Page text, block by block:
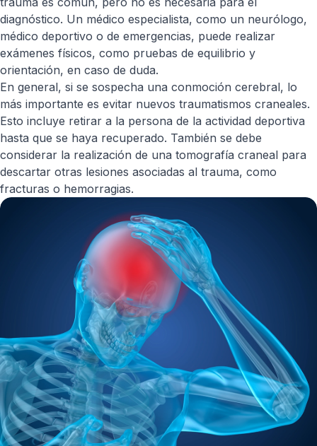
diagnóstico. Un médico especialista, como un neurólogo,
médico deportivo o de emergencias, puede realizar
exámenes físicos, como pruebas de equilibrio y
orientación, en caso de duda.
En general, si se sospecha una conmoción cerebral, lo
más importante es evitar nuevos traumatismos craneales.
Esto incluye retirar a la persona de la actividad deportiva
hasta que se haya recuperado. También se debe
considerar la realización de una tomografía craneal para
descartar otras lesiones asociadas al trauma, como
fracturas o hemorragias.